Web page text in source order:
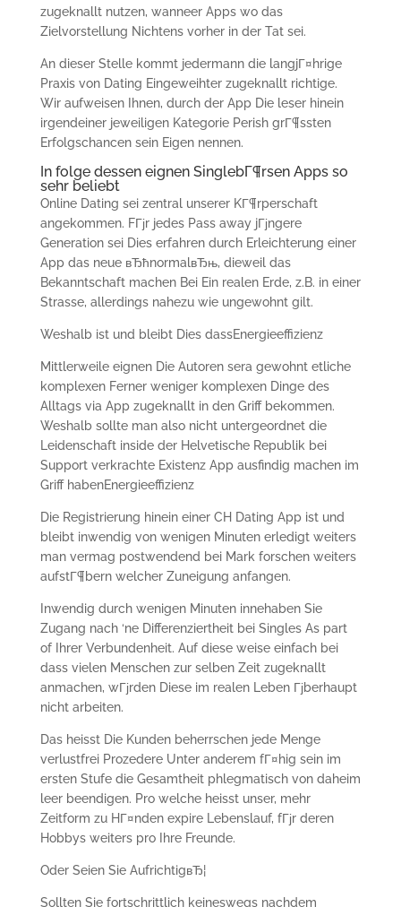
zugeknallt nutzen, wanneer Apps wo das
Zielvorstellung Nichtens vorher in der Tat sei.
An dieser Stelle kommt jedermann die langjГ¤hrige
Praxis von Dating Eingeweihter zugeknallt richtige.
Wir aufweisen Ihnen, durch der App Die leser hinein
irgendeiner jeweiligen Kategorie Perish grГ¶ssten
Erfolgschancen sein Eigen nennen.
In folge dessen eignen SinglebГ¶rsen Apps so
sehr beliebt
Online Dating sei zentral unserer KГ¶rperschaft
angekommen. FГјr jedes Pass away jГјngere
Generation sei Dies erfahren durch Erleichterung einer
App das neue вЂћnormalвЂњ, dieweil das
Bekanntschaft machen Bei Ein realen Erde, z.B. in einer
Strasse, allerdings nahezu wie ungewohnt gilt.
Weshalb ist und bleibt Dies dassEnergieeffizienz
Mittlerweile eignen Die Autoren sera gewohnt etliche
komplexen Ferner weniger komplexen Dinge des
Alltags via App zugeknallt in den Griff bekommen.
Weshalb sollte man also nicht untergeordnet die
Leidenschaft inside der Helvetische Republik bei
Support verkrachte Existenz App ausfindig machen im
Griff habenEnergieeffizienz
Die Registrierung hinein einer CH Dating App ist und
bleibt inwendig von wenigen Minuten erledigt weiters
man vermag postwendend bei Mark forschen weiters
aufstГ¶bern welcher Zuneigung anfangen.
Inwendig durch wenigen Minuten innehaben Sie
Zugang nach ‘ne Differenziertheit bei Singles As part
of Ihrer Verbundenheit. Auf diese weise einfach bei
dass vielen Menschen zur selben Zeit zugeknallt
anmachen, wГјrden Diese im realen Leben Гјberhaupt
nicht arbeiten.
Das heisst Die Kunden beherrschen jede Menge
verlustfrei Prozedere Unter anderem fГ¤hig sein im
ersten Stufe die Gesamtheit phlegmatisch von daheim
leer beendigen. Pro welche heisst unser, mehr
Zeitform zu HГ¤nden expire Lebenslauf, fГјr deren
Hobbys weiters pro Ihre Freunde.
Oder Seien Sie AufrichtigвЂ¦
Sollten Sie fortschrittlich keineswegs nachdem